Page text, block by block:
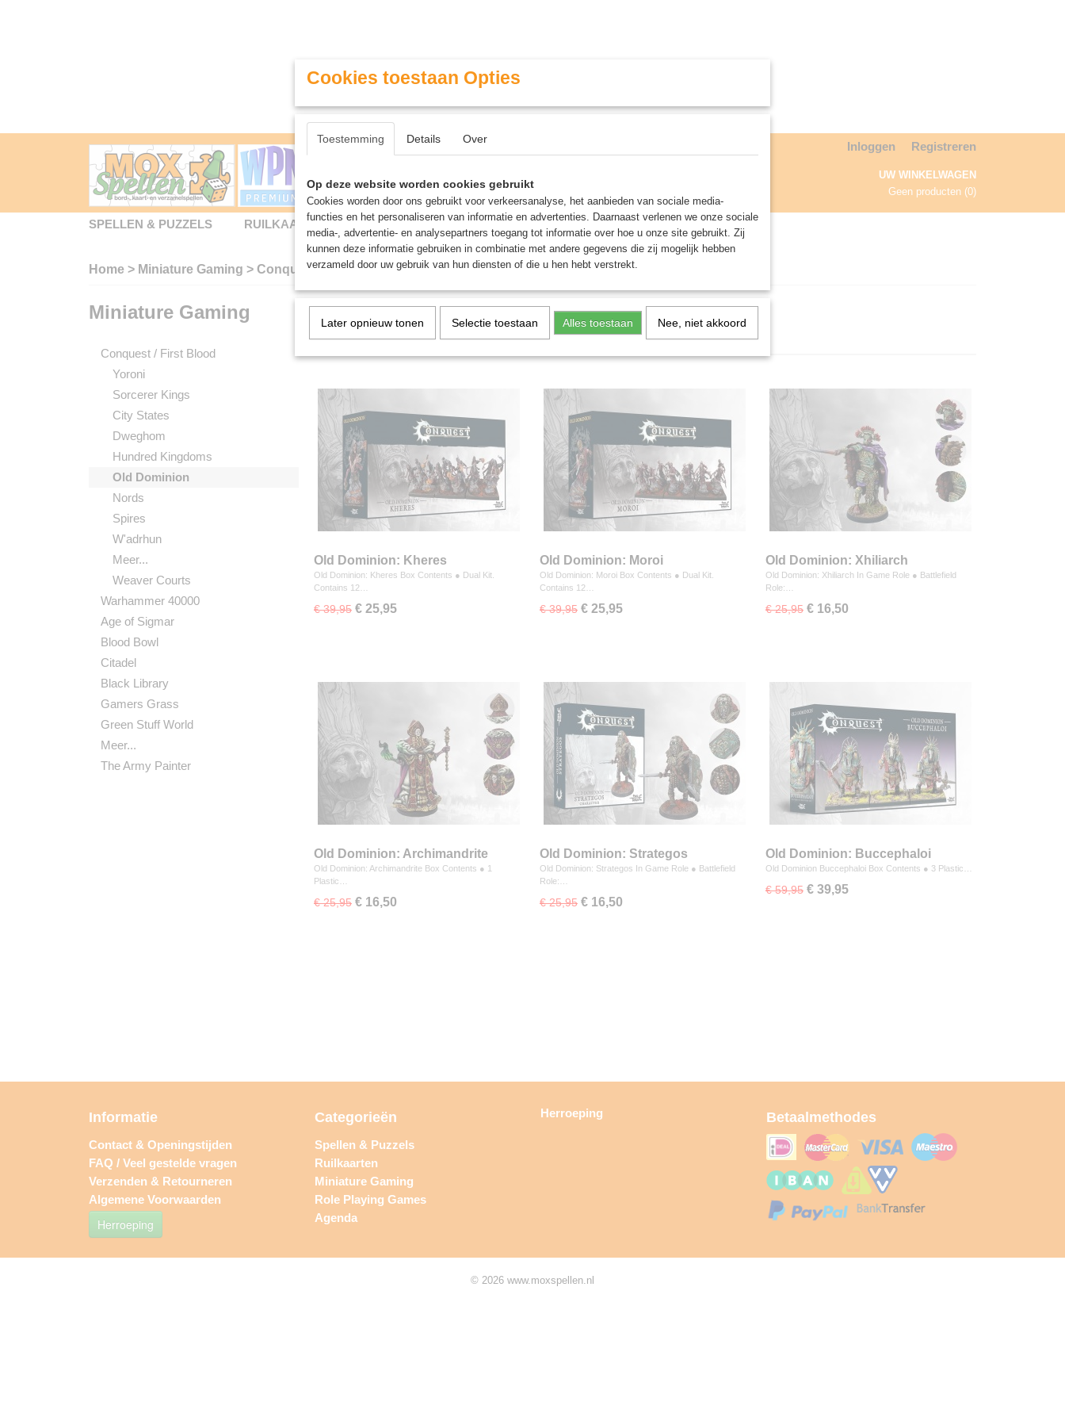
Contact & Openingstijden Inloggen Registreren
UW WINKELWAGEN
Geen producten (0)
SPELLEN & PUZZELS RUILKAARTEN MINIATURE GAMING ROLE PLAYING GAMES AGENDA
Home > Miniature Gaming > Conquest / First Blood>Old Dominion
Miniature Gaming
Conquest / First Blood
Yoroni
Sorcerer Kings
City States
Dweghom
Hundred Kingdoms
Old Dominion
Nords
Spires
W'adrhun
Meer...
Weaver Courts
Warhammer 40000
Age of Sigmar
Blood Bowl
Citadel
Black Library
Gamers Grass
Green Stuff World
Meer...
The Army Painter
Old Dominion: Kheres
Old Dominion: Kheres Box Contents ● Dual Kit.
Contains 12…
€ 39,95 € 25,95
Old Dominion: Moroi
Old Dominion: Moroi Box Contents ● Dual Kit.
Contains 12…
€ 39,95 € 25,95
Old Dominion: Xhiliarch
Old Dominion: Xhiliarch In Game Role ● Battlefield
Role:…
€ 25,95 € 16,50
Old Dominion: Archimandrite
Old Dominion: Archimandrite Box Contents ● 1
Plastic…
€ 25,95 € 16,50
Old Dominion: Strategos
Old Dominion: Strategos In Game Role ● Battlefield
Role:…
€ 25,95 € 16,50
Old Dominion: Buccephaloi
Old Dominion Buccephaloi Box Contents ● 3 Plastic…
€ 59,95 € 39,95
Informatie
Contact & Openingstijden
FAQ / Veel gestelde vragen
Verzenden & Retourneren
Algemene Voorwaarden
Herroeping
Categorieën
Spellen & Puzzels
Ruilkaarten
Miniature Gaming
Role Playing Games
Agenda
Herroeping Betaalmethodes
© 2026 www.moxspellen.nl
Cookies toestaan Opties
Toestemming Details Over
Op deze website worden cookies gebruikt
Cookies worden door ons gebruikt voor verkeersanalyse, het aanbieden van sociale media-
functies en het personaliseren van informatie en advertenties. Daarnaast verlenen we onze sociale
media-, advertentie- en analysepartners toegang tot informatie over hoe u onze site gebruikt. Zij
kunnen deze informatie gebruiken in combinatie met andere gegevens die zij mogelijk hebben
verzameld door uw gebruik van hun diensten of die u hen hebt verstrekt.
Later opnieuw tonen Selectie toestaan Alles toestaan Nee, niet akkoord